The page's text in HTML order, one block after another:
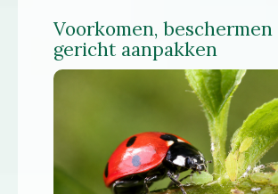
Voorkomen, beschermen
gericht aanpakken